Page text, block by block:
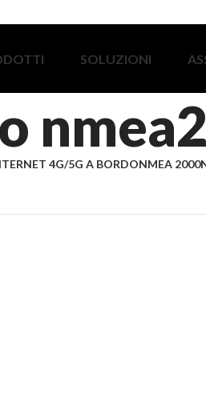
SOLUZIONI
4G/5G A BORDONMEA 2000